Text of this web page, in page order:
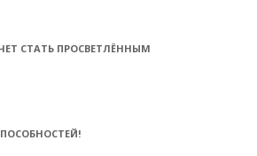
СТАТЬ ПРОСВЕТЛЁННЫМ